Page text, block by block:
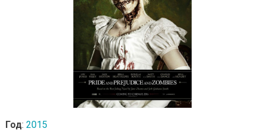
Год: 2015